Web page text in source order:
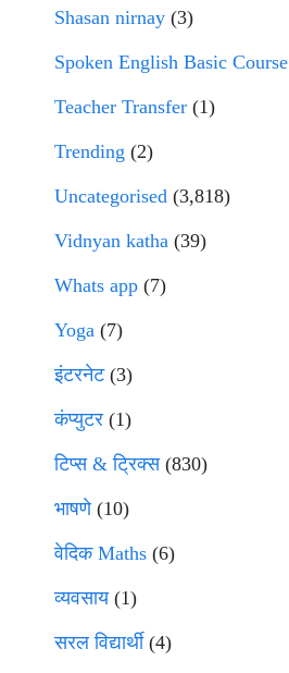
Shasan nirnay (3)
Spoken English Basic Course
Teacher Transfer (1)
Trending (2)
Uncategorised (3,818)
Vidnyan katha (39)
Whats app (7)
Yoga (7)
इंटरनेट(3)
कंप्युटर (1)
टिप्स & ट्रिक्स(830)
भाषणे(10)
वेदिक Maths (6)
व्यवसाय(1)
सरल विद्यार्थी(4)